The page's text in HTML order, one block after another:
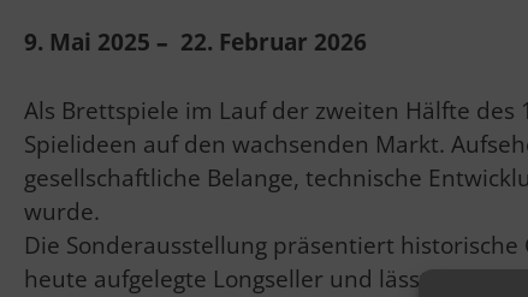
9. Mai 2025 – 22. Februar 2026
Als Brettspiele im Lauf der zweiten Hälfte
Spielideen auf den wachsenden Markt.
gesellschaftliche Belange, technische
wurde.
Die Sonderausstellung präsentiert
heute aufgelegte Longseller und lässt diese